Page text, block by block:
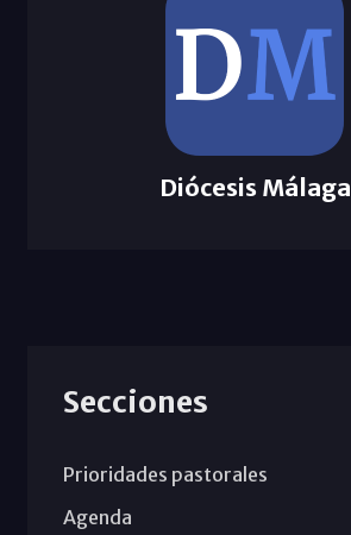
Diócesis Málaga
Secciones
Prioridades pastorales
Agenda